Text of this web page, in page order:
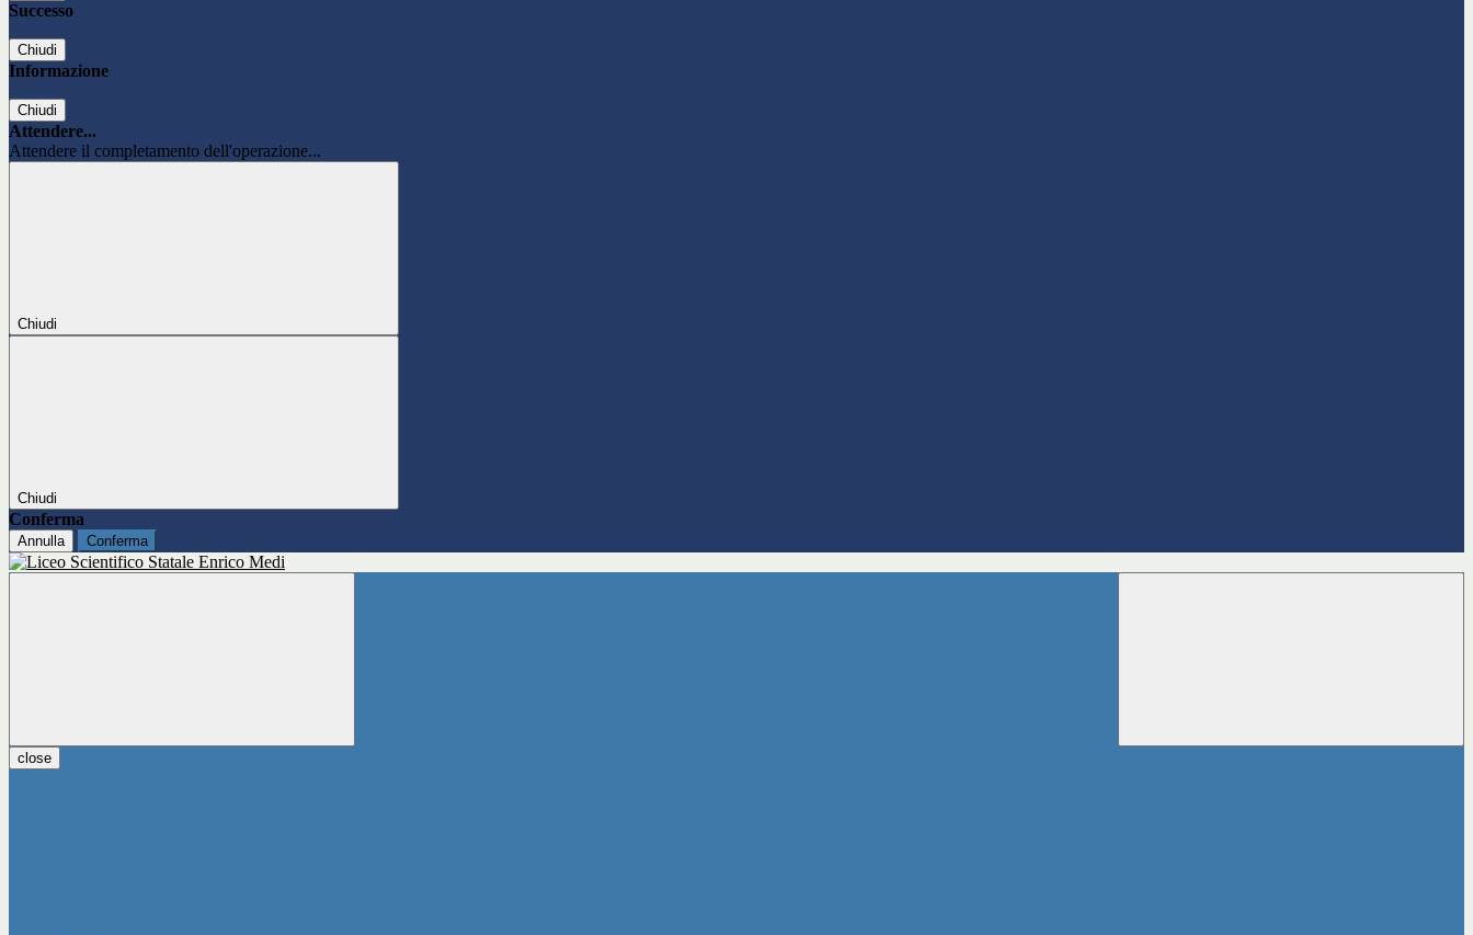
Successo
Chiudi
Informazione
Chiudi
Attendere...
Attendere il completamento dell'operazione...
Chiudi
Chiudi
Conferma
Annulla Conferma
close